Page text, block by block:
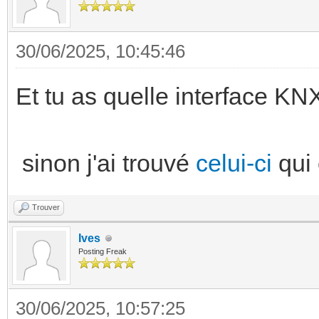
--card-
weight: 500;
weight: 500;
- type:
entity:
icon:
.:
ha-
color: #E89E8E;
!important;
30/06/2025, 10:45:46
Et tu as quelle interface
sinon j'ai trouvé celui-ci qui
Trouver
Ives
Posting Freak
30/06/2025, 10:57:25